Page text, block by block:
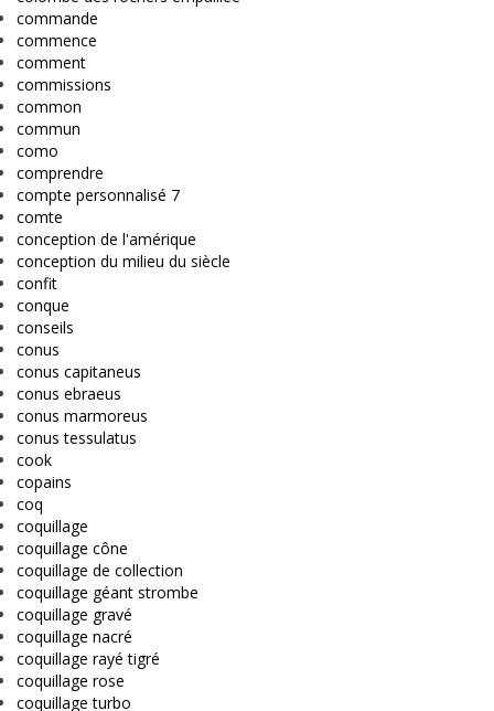
commande
commence
comment
commissions
common
commun
como
comprendre
compte personnalisé 7
comte
conception de l'amérique
conception du milieu du siècle
confit
conque
conseils
conus
conus capitaneus
conus ebraeus
conus marmoreus
conus tessulatus
cook
copains
coq
coquillage
coquillage cône
coquillage de collection
coquillage géant strombe
coquillage gravé
coquillage nacré
coquillage rayé tigré
coquillage rose
coquillage turbo